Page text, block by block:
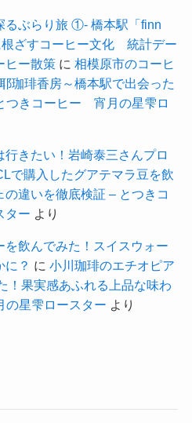
るぶらり旅 ①- 橋本駅「finn
ざすコーヒー文化 統計デー
ヒー散策に 相模原市のコーヒ
珈琲香房～橋本駅で出会った
つきコーヒー 宵月の星雫ロ
きたい！岩崎泰三さんプロ
で購入したグアテマラ豆を飲
違いを徹底検証 – とつきコ
ター より
飲んでみた！スイスウォー
に？ に 小川珈琲のエチオピア
！果実感あふれる上品な味わ
星雫ロースター より